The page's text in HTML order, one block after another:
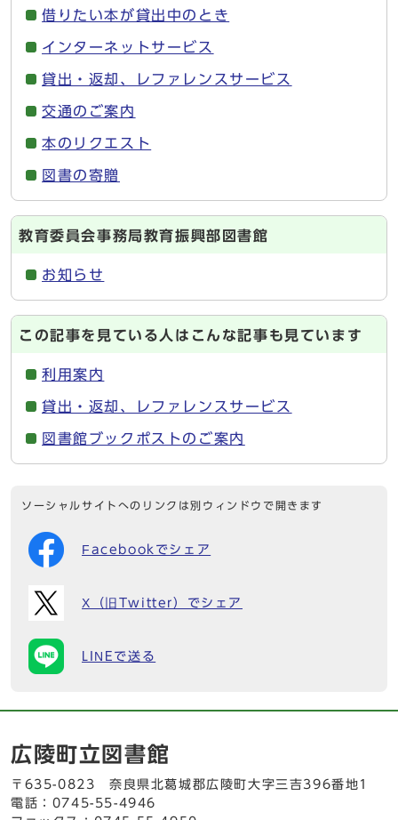
借りたい本が貸出中のとき
インターネットサービス
貸出・返却、レファレンスサービス
交通のご案内
本のリクエスト
図書の寄贈
教育委員会事務局教育振興部図書館
お知らせ
この記事を見ている人はこんな記事も見ています
利用案内
貸出・返却、レファレンスサービス
図書館ブックポストのご案内
ソーシャルサイトへのリンクは別ウィンドウで開きます
Facebookでシェア
X（旧Twitter）でシェア
LINEで送る
広陵町立図書館
〒635-0823 奈良県北葛城郡広陵町大字三吉396番地1
電話： 0745-55-4946